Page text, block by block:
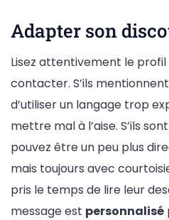
Adapter son
Lisez attentivement le
contacter. S’ils
d’utiliser un langage trop
mettre mal à l’aise. S’ils
pouvez être un peu plus
mais toujours avec
pris le temps de lire leur
message est personnalisé